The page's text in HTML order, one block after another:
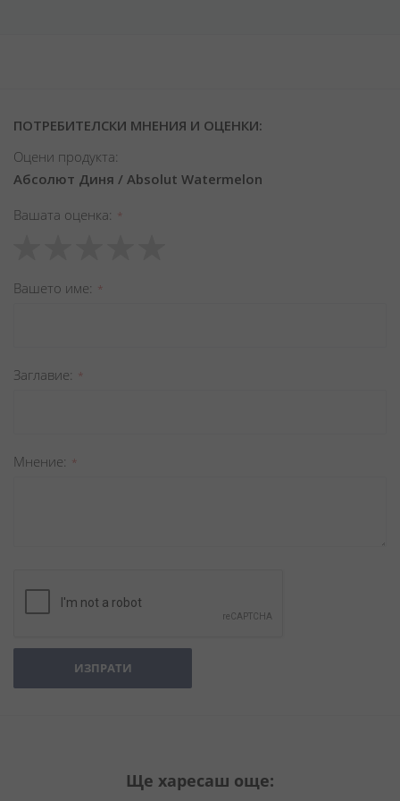
ПОТРЕБИТЕЛСКИ МНЕНИЯ И ОЦЕНКИ:
Оцени продукта:
Абсолют Диня / Absolut Watermelon
Вашата оценка
star
stars
stars
stars
stars
Вашето име
Заглавиe
Мнение
ИЗПРАТИ
Ще харесаш още: